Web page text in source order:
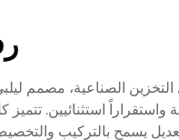
الصناعية، مصمم